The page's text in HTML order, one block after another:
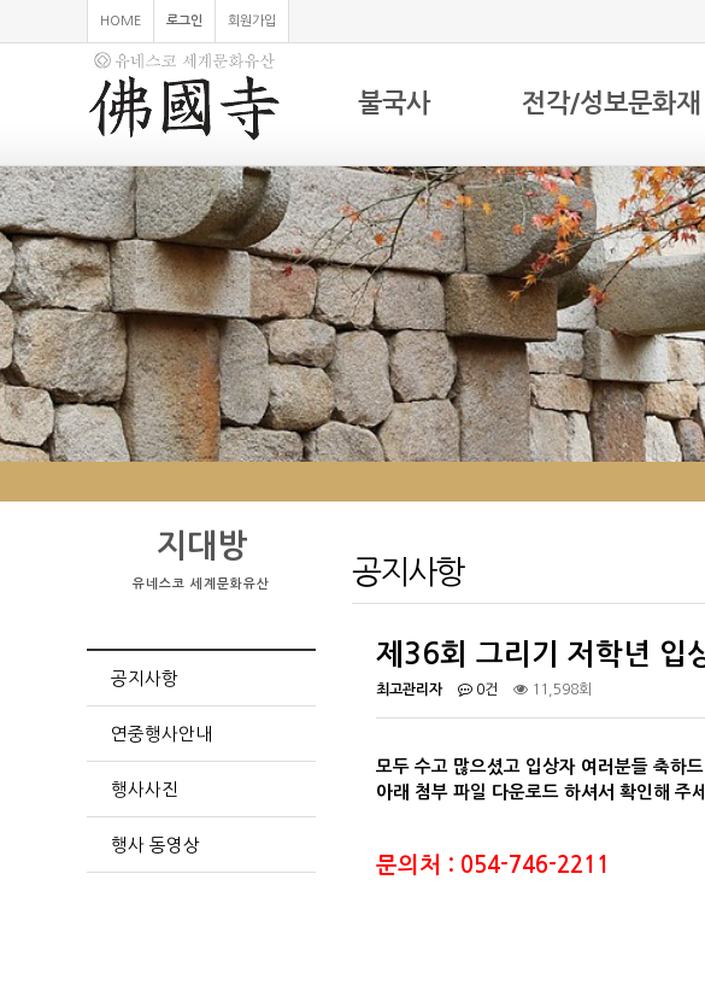
HOME 로그인 회원가입
불국사 전각/성보문화재
하위분류
지대방
유네스코 세계문화유산
공지사항
연중행사안내
행사사진
행사 동영상
공지사항
제36회 그리기 저학년 입
최고관리자 0건 11,598회
모두 수고 많으셨고 입상자 여러분들 축하
아래 첨부 파일 다운로드 하셔서 확인해 주
문의처 : 054-746-2211